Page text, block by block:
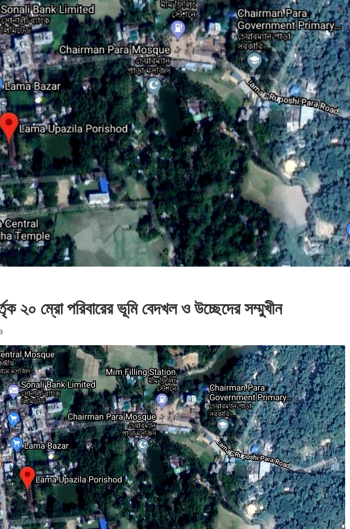
২০ ম্রো পরিবারের ভূমি বেদখল ও উচ্ছেদের সম্মুখীন